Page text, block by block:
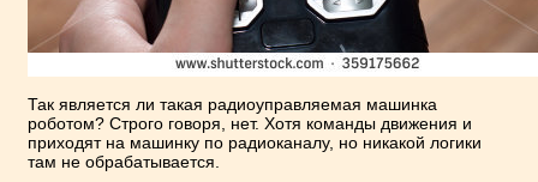
Так является ли такая радиоуправляемая машинка
роботом? Строго говоря, нет. Хотя команды движения и
приходят на машинку по радиоканалу, но никакой логики
там не обрабатывается.